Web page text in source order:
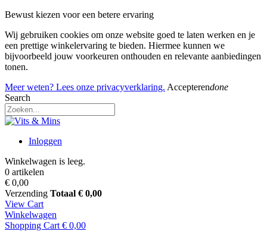
Bewust kiezen voor een betere ervaring
Wij gebruiken cookies om onze website goed te laten werken en je
een prettige winkelervaring te bieden. Hiermee kunnen we
bijvoorbeeld jouw voorkeuren onthouden en relevante aanbiedingen
tonen.
Meer weten? Lees onze privacyverklaring. Accepterendone
Search
Inloggen
Winkelwagen is leeg.
0 artikelen
€ 0,00
Verzending Totaal € 0,00
View Cart
Winkelwagen
Shopping Cart € 0,00